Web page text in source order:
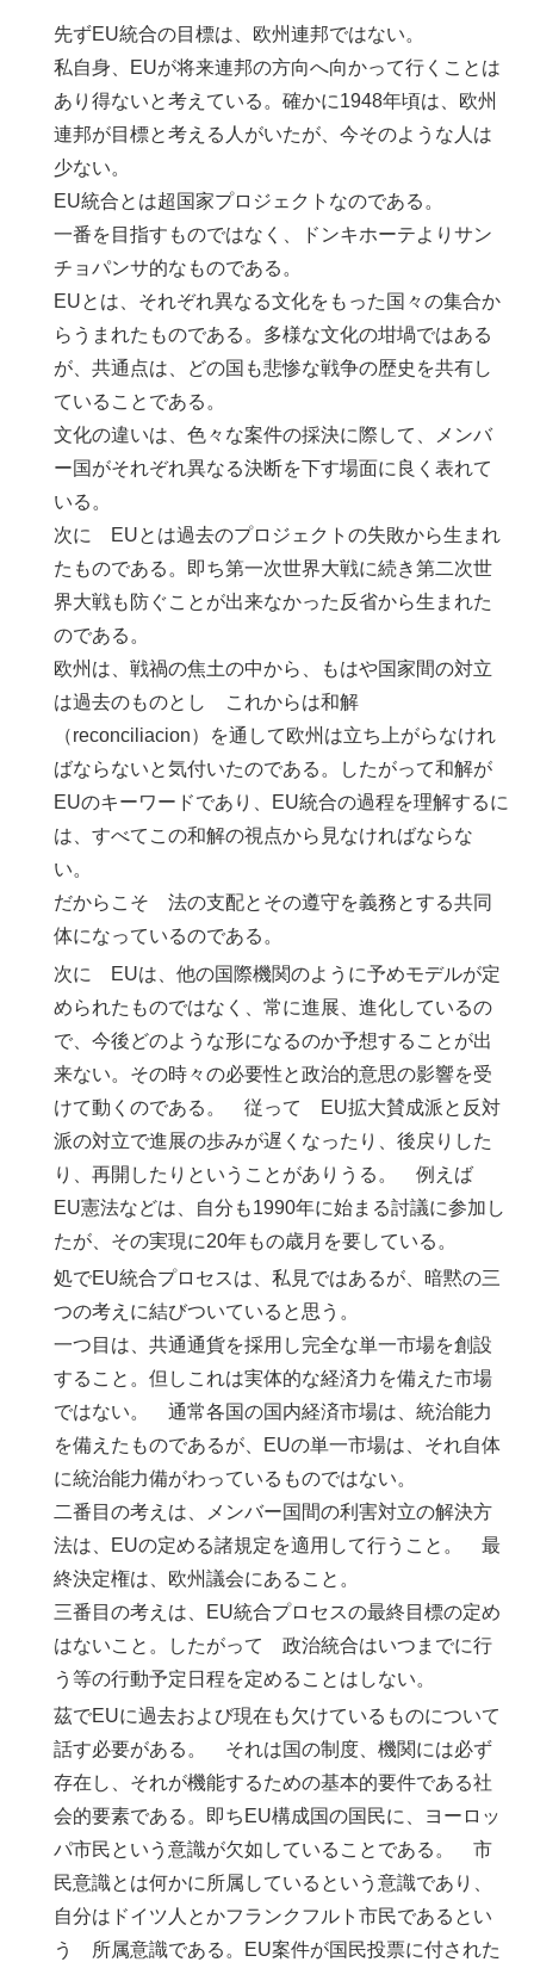
先ずEU統合の目標は、欧州連邦ではない。
私自身、EUが将来連邦の方向へ向かって行くことは
あり得ないと考えている。確かに1948年頃は、欧州
連邦が目標と考える人がいたが、今そのような人は
少ない。
EU統合とは超国家プロジェクトなのである。
一番を目指すものではなく、ドンキホーテよりサン
チョパンサ的なものである。
EUとは、それぞれ異なる文化をもった国々の集合か
らうまれたものである。多様な文化の坩堝ではある
が、共通点は、どの国も悲惨な戦争の歴史を共有し
ていることである。
文化の違いは、色々な案件の採決に際して、メンバ
ー国がそれぞれ異なる決断を下す場面に良く表れて
いる。
次に EUとは過去のプロジェクトの失敗から生まれ
たものである。即ち第一次世界大戦に続き第二次世
界大戦も防ぐことが出来なかった反省から生まれた
のである。
欧州は、戦禍の焦土の中から、もはや国家間の対立
は過去のものとし これからは和解
（reconciliacion）を通して欧州は立ち上がらなけれ
ばならないと気付いたのである。したがって和解が
EUのキーワードであり、EU統合の過程を理解するに
は、すべてこの和解の視点から見なければならな
い。
だからこそ 法の支配とその遵守を義務とする共同
体になっているのである。
次に EUは、他の国際機関のように予めモデルが定
められたものではなく、常に進展、進化しているの
で、今後どのような形になるのか予想することが出
来ない。その時々の必要性と政治的意思の影響を受
けて動くのである。 従って EU拡大賛成派と反対
派の対立で進展の歩みが遅くなったり、後戻りした
り、再開したりということがありうる。 例えば
EU憲法などは、自分も1990年に始まる討議に参加し
たが、その実現に20年もの歳月を要している。
処でEU統合プロセスは、私見ではあるが、暗黙の三
つの考えに結びついていると思う。
一つ目は、共通通貨を採用し完全な単一市場を創設
すること。但しこれは実体的な経済力を備えた市場
ではない。 通常各国の国内経済市場は、統治能力
を備えたものであるが、EUの単一市場は、それ自体
に統治能力備がわっているものではない。
二番目の考えは、メンバー国間の利害対立の解決方
法は、EUの定める諸規定を適用して行うこと。 最
終決定権は、欧州議会にあること。
三番目の考えは、EU統合プロセスの最終目標の定め
はないこと。したがって 政治統合はいつまでに行
う等の行動予定日程を定めることはしない。
茲でEUに過去および現在も欠けているものについて
話す必要がある。 それは国の制度、機関には必ず
存在し、それが機能するための基本的要件である社
会的要素である。即ちEU構成国の国民に、ヨーロッ
パ市民という意識が欠如していることである。 市
民意識とは何かに所属しているという意識であり、
自分はドイツ人とかフランクフルト市民であるとい
う 所属意識である。EU案件が国民投票に付された